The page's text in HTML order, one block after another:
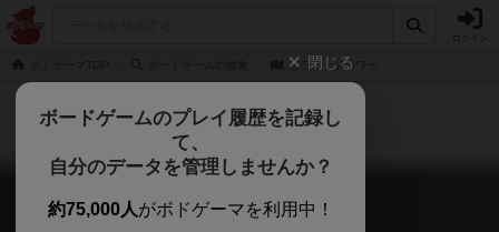
ピラミッドパワー
ピラミッドパワー
PYRAMID POWER
閉じる
ボードゲームのプレイ履歴を記録し
て、
自分のデータを管理しませんか？
約75,000人がボドゲーマを利用中！